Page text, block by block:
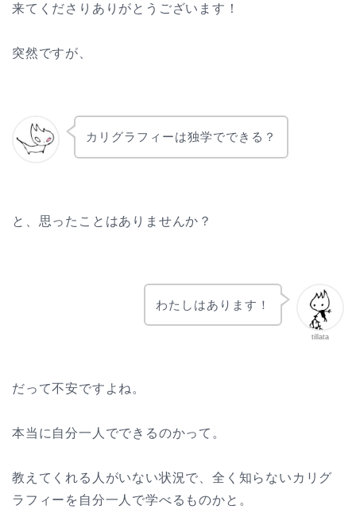
来てくださりありがとうございます！
突然ですが、
カリグラフィーは独学でできる？
と、思ったことはありませんか？
tillata
わたしはあります！
だって不安ですよね。
本当に自分一人でできるのかって。
教えてくれる人がいない状況で、全く知らないカリグ
ラフィーを自分一人で学べるものかと。